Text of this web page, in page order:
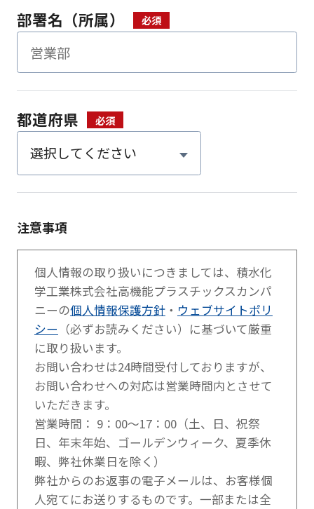
部署名（所属）
都道府県
注意事項
個人情報の取り扱いにつきましては、積水化
学工業株式会社高機能プラスチックスカンパ
ニーの個人情報保護方針・ ウェブサイトポリ
シー （必ずお読みください）に基づいて厳重
に取り扱います。
お問い合わせは24時間受付しておりますが、
お問い合わせへの対応は営業時間内とさせて
いただきます。
営業時間： 9：00～17：00（土、日、祝祭
日、年末年始、ゴールデンウィーク、夏季休
暇、弊社休業日を除く）
弊社からのお返事の電子メールは、お客様個
人宛てにお送りするものです。一部または全